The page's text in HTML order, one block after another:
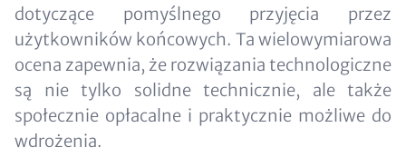
dotyczące pomyślnego przyjęcia przez
użytkowników końcowych. Ta wielowymiarowa
ocena zapewnia, że rozwiązania technologiczne
są nie tylko solidne technicznie, ale także
społecznie opłacalne i praktycznie możliwe do
wdrożenia.